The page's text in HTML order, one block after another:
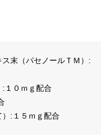
末（パセノールＴＭ）:
:１０ｍｇ配合
）:１５ｍｇ配合